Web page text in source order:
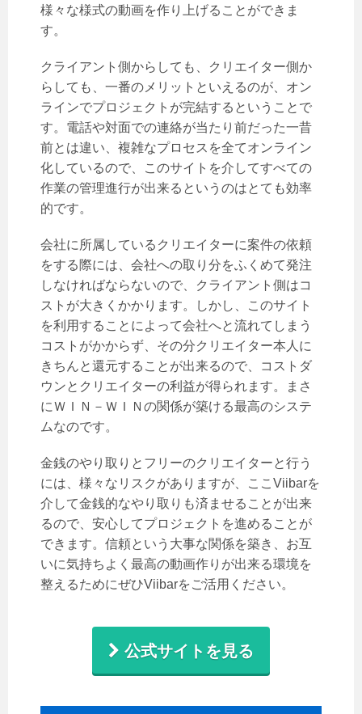
様々な様式の動画を作り上げることができま
す。
クライアント側からしても、クリエイター側か
らしても、一番のメリットといえるのが、オン
ラインでプロジェクトが完結するということで
す。電話や対面での連絡が当たり前だった一昔
前とは違い、複雑なプロセスを全てオンライン
化しているので、このサイトを介してすべての
作業の管理進行が出来るというのはとても効率
的です。
会社に所属しているクリエイターに案件の依頼
をする際には、会社への取り分をふくめて発注
しなければならないので、クライアント側はコ
ストが大きくかかります。しかし、このサイト
を利用することによって会社へと流れてしまう
コストがかからず、その分クリエイター本人に
きちんと還元することが出来るので、コストダ
ウンとクリエイターの利益が得られます。まさ
にＷＩＮ－ＷＩＮの関係が築ける最高のシステ
ムなのです。
金銭のやり取りとフリーのクリエイターと行う
には、様々なリスクがありますが、ここViibarを
介して金銭的なやり取りも済ませることが出来
るので、安心してプロジェクトを進めることが
できます。信頼という大事な関係を築き、お互
いに気持ちよく最高の動画作りが出来る環境を
整えるためにぜひViibarをご活用ください。
公式サイトを見る